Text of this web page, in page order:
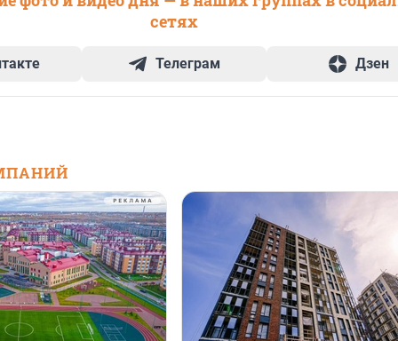
сетях
Телеграм Дзен